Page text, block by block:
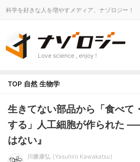
科学を好きな人を増やすメディア、ナゾロジー！
Love science , enjoy !
TOP 自然 生物学
生きてない部品から「食べて
する」人工細胞が作られた
はない』
川勝康弘
Yasuhiro Kawakatsu